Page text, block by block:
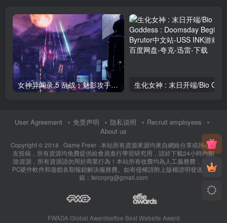
女神异闻录 5 乱战：魅影攻手-虚拟机版/Persona 5 Strikers HYPERVISOR
User Agreement 免责声明 隐私说明
Recruit employees
About us
Copyright © 2018 · Game Freer · 本站所有資源來源均來自網絡分享或熱心網
友投稿，所有資源均免費提供給會員進行學習研究用，請於下載24小時內刪
除資源，所有資源請勿用於商業行為！本站所有收費均為人工服務費，包含
PC硬件軟件和遊戲各類報錯解決服務費。如有侵權請附上版權證明發送至郵
箱：feicnprg@gmail.com
FWADA Global Awardseffoe Best Website Award